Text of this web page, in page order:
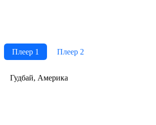
Плеер 1
Плеер 2
Гудбай, Америка